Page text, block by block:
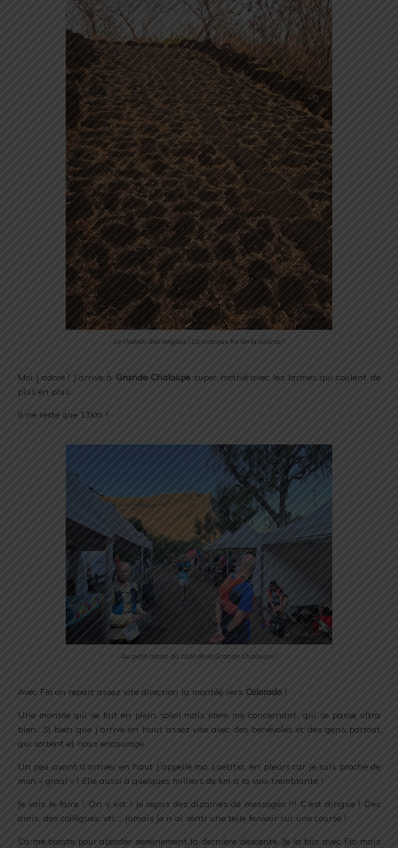
Le chemin des anglais ! La presque fin de la course !
Moi j’adore ! J’arrive à Grande Chaloupe super motivé avec les larmes qui coulent de
plus en plus.
Il ne reste que 13km !
Au petit matin du côté de la Grande Chaloupe !
Avec Flo on repart assez vite direction la montée vers Colorado !
Une montée qui se fait en plein soleil mais idem me concernant, qui se passe ultra
bien. Si bien que j’arrive en haut assez vite avec des bénévoles et des gens partout
qui sortent et nous encourage.
Un peu avant d’arriver en haut j’appelle ma Laetitia, en pleurs car je suis proche de
mon « graal » ! Elle aussi à quelques milliers de km a la voix tremblante !
Je vais le faire ! On y est ! Je reçois des dizaines de messages !!! C’est dingue ! Des
amis, des collègues, etc… jamais je n’ai senti une telle ferveur sur une course !
Ca me booste pour aborder sereinement la dernière descente. Je la fais avec Flo mais